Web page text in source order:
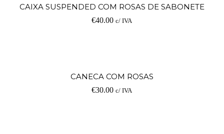
CAIXA SUSPENDED COM ROSAS DE SABONETE
€40.00 c/ IVA
CANECA COM ROSAS
€30.00 c/ IVA